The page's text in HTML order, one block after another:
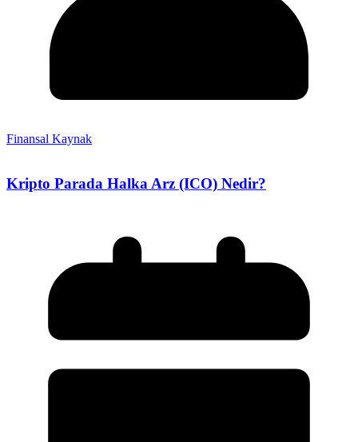
Finansal Kaynak
Kripto Parada Halka Arz (ICO) Nedir?